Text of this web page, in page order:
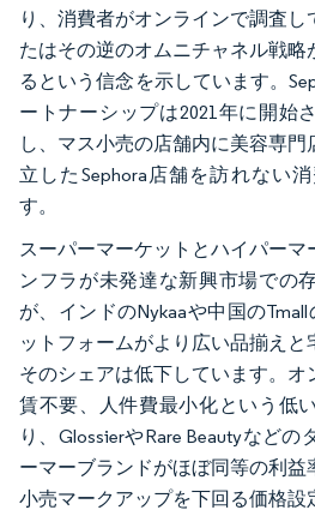
り、消費者がオンラインで調査し
たはその逆のオムニチャネル戦
るという信念を示しています。
ートナーシップは2021年に開始
し、マス小売の店舗内に美容専
立したSephora店舗を訪れない
す。
スーパーマーケットとハイパーマ
ンフラが未発達な新興市場での
が、インドのNykaaや中国の
ットフォームがより広い品揃えと
そのシェアは低下しています。
賃不要、人件費最小化という低
り、GlossierやRare Beautyなど
ーマーブランドがほぼ同等の利
小売マークアップを下回る価格設